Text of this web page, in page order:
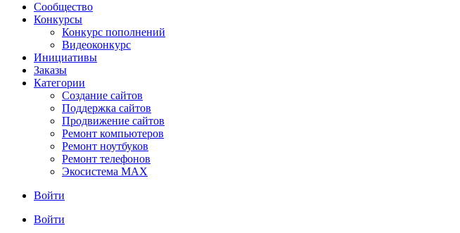
Сообщество
Конкурсы
Конкурс пополнений
Видеоконкурс
Инициативы
Заказы
Категории
Создание сайтов
Поддержка сайтов
Продвижение сайтов
Ремонт компьютеров
Ремонт ноутбуков
Ремонт телефонов
Экосистема MAX
Войти
Войти